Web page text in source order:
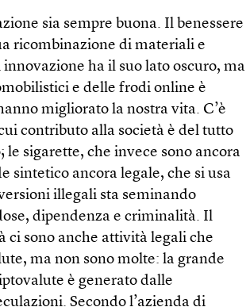
sia sempre buona. Il benessere
ricombinazione di materiali e
ha il suo lato oscuro, ma
e delle frodi online è
migliorato la nostra vita. C’è
contributo alla società è del tutto
sigarette, che invece sono ancora
sintetico ancora legale, che si usa
illegali sta seminando
dipendenza e criminalità. Il
ci sono anche attività legali che
ma non sono molte: la grande
è generato dalle
Secondo l’azienda di